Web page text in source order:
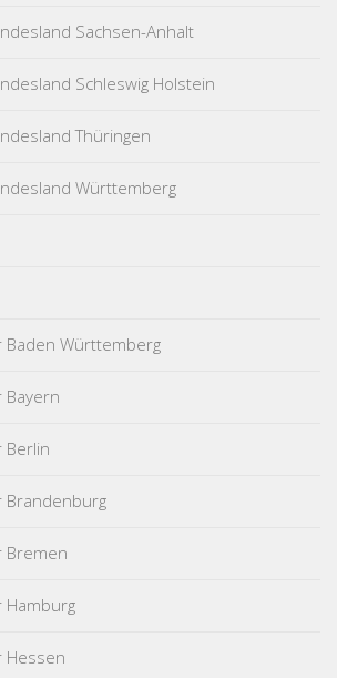
Sachsen-Anhalt
Schleswig Holstein
Thüringen
Württemberg
Württemberg
Berlin
Brandenburg
Bremen
Hessen